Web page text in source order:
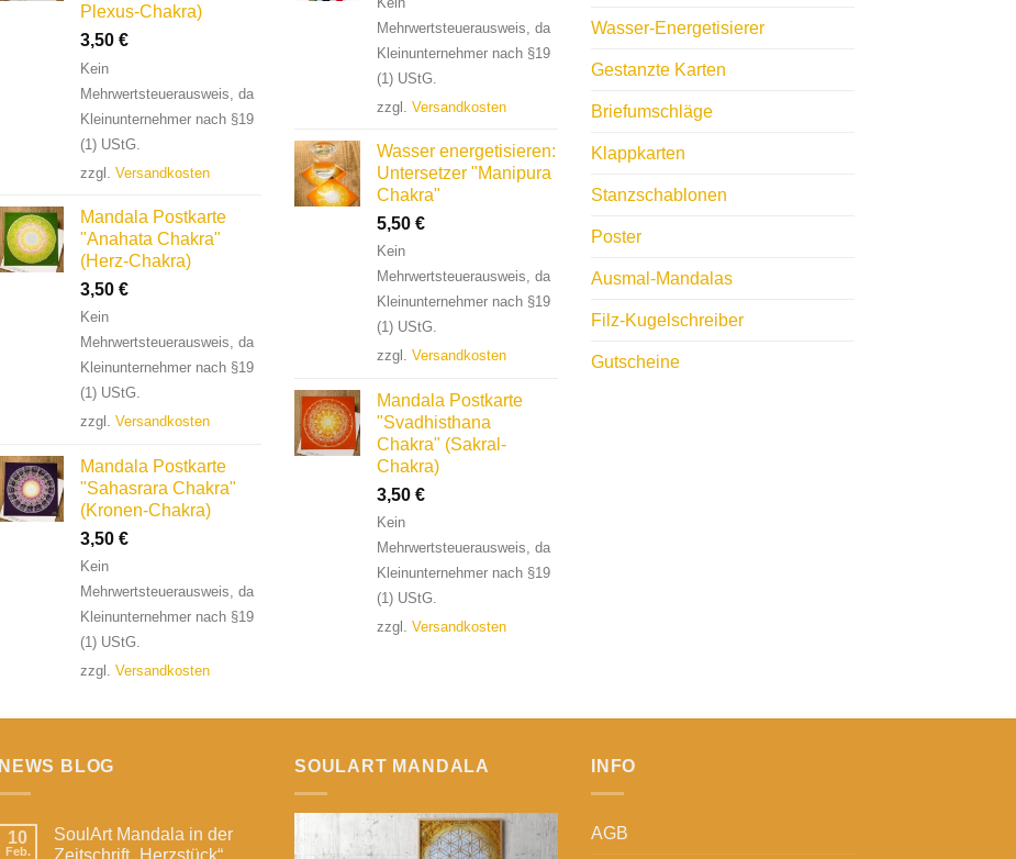
Plexus-Chakra)
3,50 €
Kein
Mehrwertsteuerausweis, da
Kleinunternehmer nach §19
(1) UStG.
zzgl. Versandkosten
Mandala Postkarte
"Anahata Chakra"
(Herz-Chakra)
3,50 €
Kein
Mehrwertsteuerausweis, da
Kleinunternehmer nach §19
(1) UStG.
zzgl. Versandkosten
Mandala Postkarte
"Sahasrara Chakra"
(Kronen-Chakra)
3,50 €
Kein
Mehrwertsteuerausweis, da
Kleinunternehmer nach §19
(1) UStG.
zzgl. Versandkosten
Mehrwertsteuerausweis, da
Kleinunternehmer nach §19
(1) UStG.
zzgl. Versandkosten
Wasser energetisieren:
Untersetzer "Manipura
Chakra"
5,50 €
Kein
Mehrwertsteuerausweis, da
Kleinunternehmer nach §19
(1) UStG.
zzgl. Versandkosten
Mandala Postkarte
"Svadhisthana
Chakra" (Sakral-
Chakra)
3,50 €
Kein
Mehrwertsteuerausweis, da
Kleinunternehmer nach §19
(1) UStG.
zzgl. Versandkosten
Wasser-Energetisierer
Gestanzte Karten
Briefumschläge
Klappkarten
Stanzschablonen
Poster
Ausmal-Mandalas
Filz-Kugelschreiber
Gutscheine
NEWS BLOG
10
Feb.
SoulArt Mandala in der
Zeitschrift „Herzstück“
SOULART MANDALA INFO
AGB